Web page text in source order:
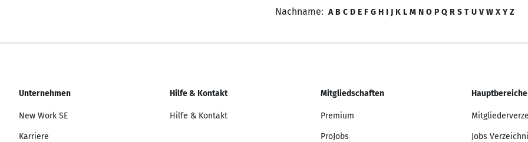
Nachname: A B C D E F G H I J K L M N O P Q R S T U V W X Y Z
Unternehmen
New Work SE
Karriere
Hilfe & Kontakt
Hilfe & Kontakt
Mitgliedschaften
Premium
ProJobs
Hauptbereiche
Jobs